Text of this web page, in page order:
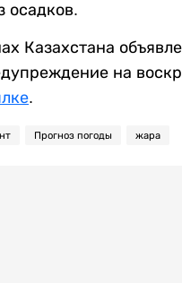
осадков.
Казахстана
на
.
Прогноз погоды жара